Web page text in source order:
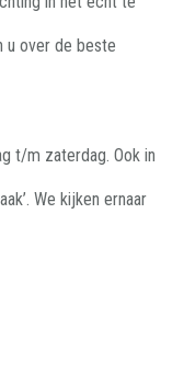
u over de beste
t/m zaterdag. Ook in
We kijken ernaar